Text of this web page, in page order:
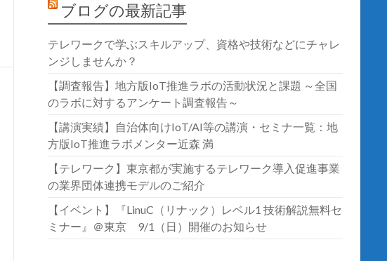
ブログの最新記事
テレワークで学ぶスキルアップ、資格や技術などにチャレ
ンジしませんか？
【調査報告】地方版IoT推進ラボの活動状況と課題 ～全国
のラボに対するアンケート調査報告～
【講演実績】自治体向けIoT/AI等の講演・セミナ一覧：地
方版IoT推進ラボメンター近森 満
【テレワーク】東京都が実施するテレワーク導入促進事業
の業界団体連携モデルのご紹介
【イベント】『LinuC（リナック）レベル1 技術解説無料セ
ミナー』＠東京 9/1（日）開催のお知らせ